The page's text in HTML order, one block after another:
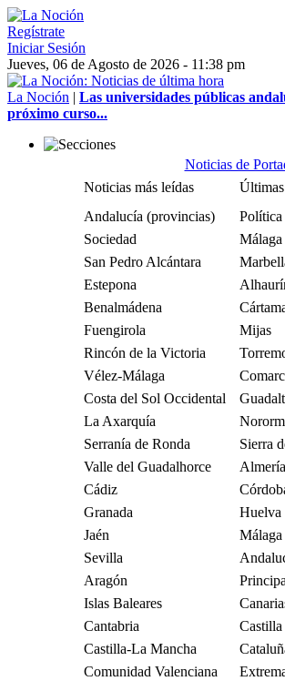
Regístrate
Iniciar Sesión
Jueves, 06 de Agosto de 2026 - 11:38 pm
La Noción | Las universidades públicas
próximo curso...
Noticias de
Noticias más leídas
Andalucía (provincias)
Política
Sociedad
Málaga
San Pedro Alcántara
Estepona
Benalmádena
Fuengirola
Mijas
Rincón de la Victoria
Vélez-Málaga
Costa del Sol Occidental
La Axarquía
Serranía de Ronda
Sierra
Valle del Guadalhorce
Almería
Cádiz
Granada
Huelva
Jaén
Málaga
Sevilla
Aragón
Islas Baleares
Cantabria
Castilla-La Mancha
Comunidad Valenciana